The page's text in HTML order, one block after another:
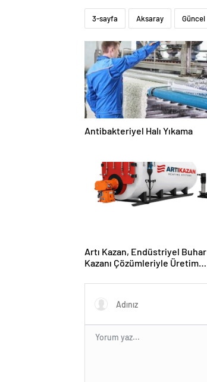
3-sayfa Aksaray Güncel
Antibakteriyel Halı Yıkama
Artı Kazan, Endüstriyel Buhar
Kazanı Çözümleriyle Üretim
Sunuyor